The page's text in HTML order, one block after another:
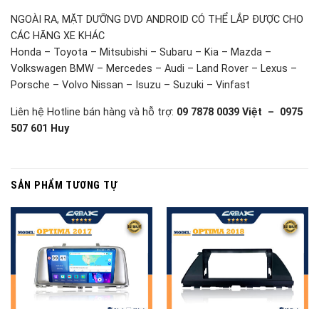
NGOÀI RA, MẶT DƯỠNG DVD ANDROID CÓ THỂ LẮP ĐƯỢC CHO
CÁC HÃNG XE KHÁC
Honda – Toyota – Mitsubishi – Subaru – Kia – Mazda –
Volkswagen BMW – Mercedes – Audi – Land Rover – Lexus –
Porsche – Volvo Nissan – Isuzu – Suzuki – Vinfast
Liên hệ Hotline bán hàng và hỗ trợ: 09 7878 0039 Việt – 0975
507 601 Huy
SẢN PHẨM TƯƠNG TỰ